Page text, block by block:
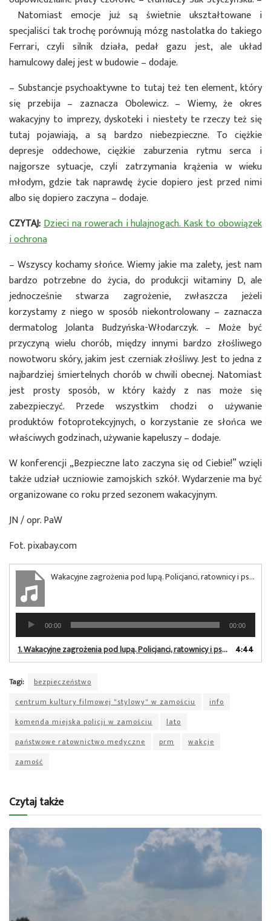
Natomiast emocje już są świetnie ukształtowane i
specjaliści tak trochę porównują mózg nastolatka do takiego
Ferrari, czyli silnik działa, pedał gazu jest, ale układ
hamulcowy dalej jest w budowie – dodaje.
– Substancje psychoaktywne to tutaj też ten element, który
się przebija – zaznacza Obolewicz. – Wiemy, że okres
wakacyjny to imprezy, dyskoteki i niestety te rzeczy też się
tutaj pojawiają, a są bardzo niebezpieczne. To ciężkie
depresje oddechowe, ciężkie zaburzenia rytmu serca i
najgorsze sytuacje, czyli zatrzymania krążenia w wieku
młodym, gdzie tak naprawdę życie dopiero jest przed nimi
albo się dopiero zaczyna – dodaje.
CZYTAJ:Dzieci na rowerach i hulajnogach. Kask to obowiązek
i ochrona
– Wszyscy kochamy słońce. Wiemy jakie ma zalety, jest nam
bardzo potrzebne do życia, do produkcji witaminy D, ale
jednocześnie stwarza zagrożenie, zwłaszcza jeżeli
korzystamy z niego w sposób niekontrolowany – zaznacza
dermatolog Jolanta Budzyńska-Włodarczyk. – Może być
przyczyną wielu chorób, między innymi bardzo złośliwego
nowotworu skóry, jakim jest czerniak złośliwy. Jest to jedna z
najbardziej śmiertelnych chorób w chwili obecnej. Natomiast
jest prosty sposób, w który każdy z nas może się
zabezpieczyć. Przede wszystkim chodzi o używanie
produktów fotoprotekcyjnych, o korzystanie ze słońca we
właściwych godzinach, używanie kapeluszy – dodaje.
W konferencji „Bezpieczne lato zaczyna się od Ciebie!” wzięli
także udział uczniowie zamojskich szkół. Wydarzenie ma być
organizowane co roku przed sezonem wakacyjnym.
JN / opr. PaW
Fot. pixabay.com
Wakacyjne zagrożenia pod lupą. Policjanci, ratownicy i psychologowie apelują do młodzieży
Odtwarzacz
plików
dźwiękowych
00:00 00:00
1.Wakacyjne zagrożenia pod lupą. Policjanci, ratownicy i psychologowie apelują do młodzieży 4:44
Tagi:
bezpieczeństwo
centrum kultury filmowej "stylowy" w zamościu
info
komenda miejska policji w zamościu
lato
państwowe ratownictwo medyczne
prm
wakcje
zamość
Czytaj także